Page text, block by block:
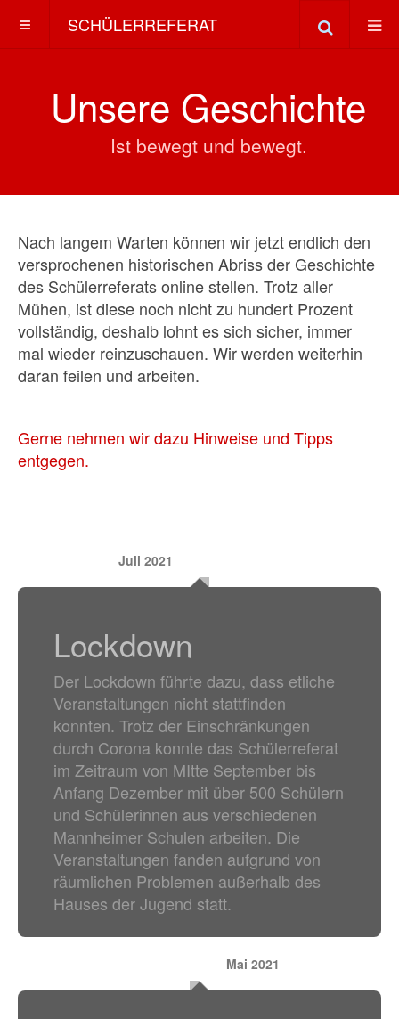
SCHÜLERREFERAT
Unsere Geschichte
Ist bewegt und bewegt.
Nach langem Warten können wir jetzt endlich den
versprochenen historischen Abriss der Geschichte
des Schülerreferats online stellen. Trotz aller
Mühen, ist diese noch nicht zu hundert Prozent
vollständig, deshalb lohnt es sich sicher, immer
mal wieder reinzuschauen. Wir werden weiterhin
daran feilen und arbeiten.
Gerne nehmen wir dazu Hinweise und Tipps
entgegen.
Juli 2021
Lockdown
Der Lockdown führte dazu, dass etliche
Veranstaltungen nicht stattfinden
konnten. Trotz der Einschränkungen
durch Corona konnte das Schülerreferat
im Zeitraum von MItte September bis
Anfang Dezember mit über 500 Schülern
und Schülerinnen aus verschiedenen
Mannheimer Schulen arbeiten. Die
Veranstaltungen fanden aufgrund von
räumlichen Problemen außerhalb des
Hauses der Jugend statt.
Mai 2021